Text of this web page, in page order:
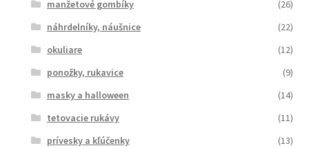
manžetové gombíky
(26)
náhrdelníky, náušnice
(22)
okuliare
(12)
ponožky, rukavice
(9)
masky a halloween
(14)
tetovacie rukávy
(11)
prívesky a kľúčenky
(13)